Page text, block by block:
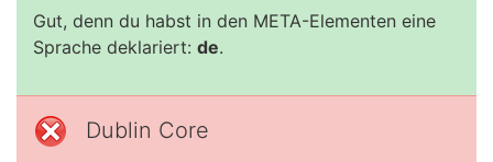
Gut, denn du habst in den META-Elementen eine
Sprache deklariert: de.
Dublin Core